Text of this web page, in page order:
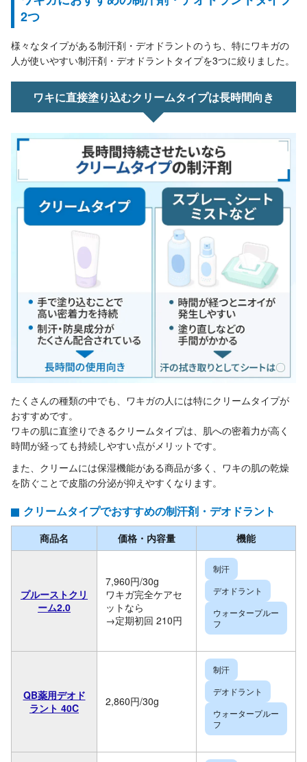
2つ
様々なタイプがある制汗剤・デオドラントのうち、特にワキガの
人が使いやすい制汗剤・デオドラントタイプを3つに絞りました。
ワキに直接塗り込むクリームタイプは長時間向き
たくさんの種類の中でも、ワキガの人には特にクリームタイプが
おすすめです。
ワキの肌に直塗りできるクリームタイプは、肌への密着力が高く
時間が経っても持続しやすい点がメリットです。
また、クリームには保湿機能がある商品が多く、ワキの肌の乾燥
を防ぐことで皮脂の分泌が抑えやすくなります。
クリームタイプでおすすめの制汗剤・デオドラント
商品名 価格・内容量 機能
プルーストクリ
ーム2.0
7,960円/30g
ワキガ完全ケアセ
ットなら
→定期初回 210円
制汗
デオドラント
ウォータープルー
フ
QB薬用デオド
ラント 40C
2,860円/30g
制汗
デオドラント
ウォータープルー
フ